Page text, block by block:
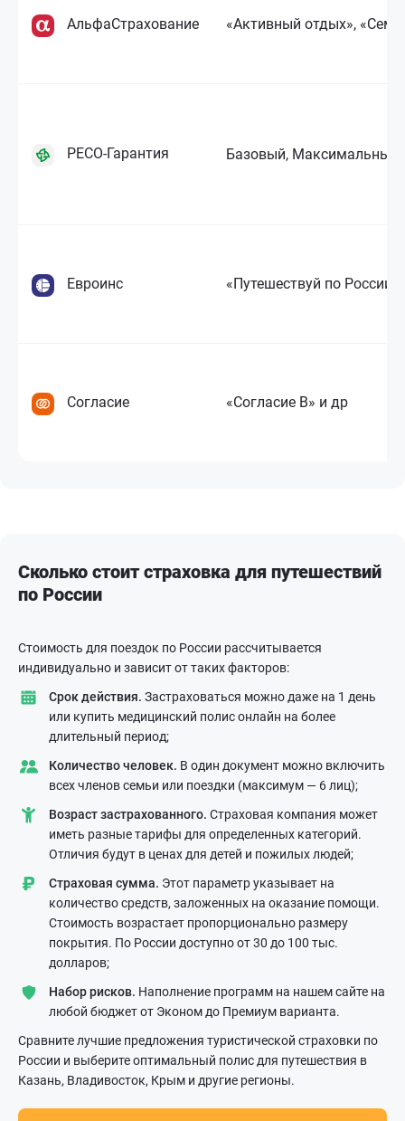
АльфаСтрахование «Активный отдых»,
РЕСО-Гарантия Базовый, Максимальный
Евроинс «Путешествуй по России»
Согласие «Согласие B» и др
Сколько стоит страховка для путешествий
по России
Стоимость для поездок по России рассчитывается
индивидуально и зависит от таких факторов:
Срок действия. Застраховаться можно даже на 1 день
или купить медицинский полис онлайн на более
длительный период;
Количество человек. В один документ можно включить
всех членов семьи или поездки (максимум — 6 лиц);
Возраст застрахованного. Страховая компания может
иметь разные тарифы для определенных категорий.
Отличия будут в ценах для детей и пожилых людей;
Страховая сумма. Этот параметр указывает на
количество средств, заложенных на оказание помощи.
Стоимость возрастает пропорционально размеру
покрытия. По России доступно от 30 до 100 тыс.
долларов;
Набор рисков. Наполнение программ на нашем сайте на
любой бюджет от Эконом до Премиум варианта.
Сравните лучшие предложения туристической страховки по
России и выберите оптимальный полис для путешествия в
Казань, Владивосток, Крым и другие регионы.